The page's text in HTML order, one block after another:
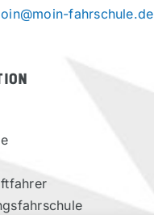
fahrschule.de